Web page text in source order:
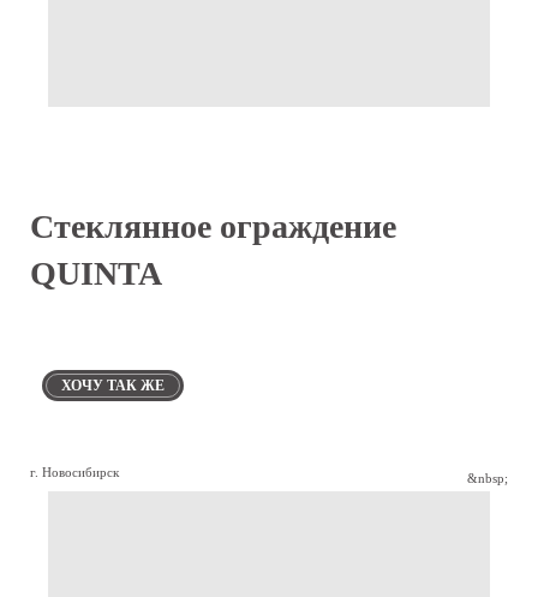
Стеклянное ограждение
QUINTA
ХОЧУ ТАК ЖЕ
г. Новосибирск &nbsp;